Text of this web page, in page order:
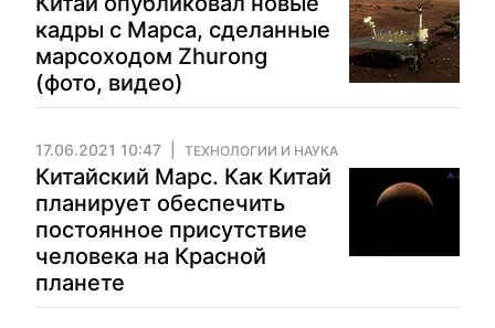
кадры с Марса, сделанные
марсоходом Zhurong
(фото, видео)
17.06.2021 10:47 ТЕХНОЛОГИИ И НАУКА
Китайский Марс. Как Китай
планирует обеспечить
постоянное присутствие
человека на Красной
планете